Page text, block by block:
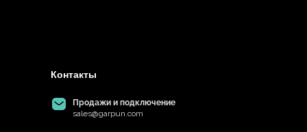
Контакты
Продажи и подключение
sales@garpun.com